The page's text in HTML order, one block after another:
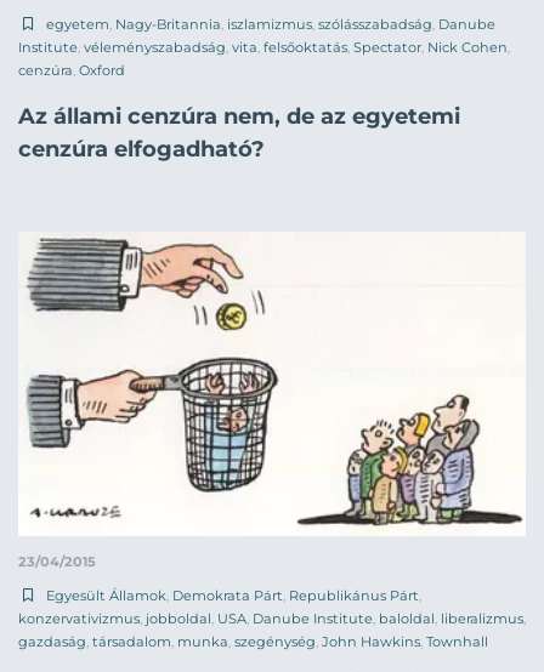
egyetem, Nagy-Britannia, iszlamizmus, szólásszabadság, Danube
Institute, véleményszabadság, vita, felsőoktatás, Spectator, Nick Cohen,
cenzúra, Oxford
Az állami cenzúra nem, de az egyetemi
cenzúra elfogadható?
23/04/2015
Egyesült Államok, Demokrata Párt, Republikánus Párt,
konzervativizmus, jobboldal, USA, Danube Institute, baloldal, liberalizmus,
gazdaság, társadalom, munka, szegénység, John Hawkins, Townhall